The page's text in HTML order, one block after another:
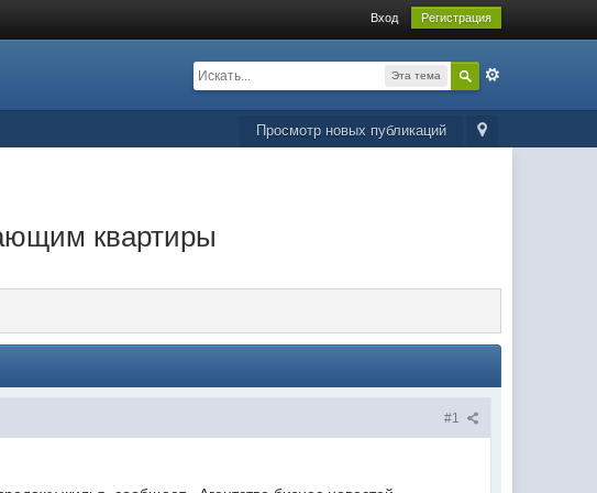
Вход Регистрация
Эта тема
Просмотр новых публикаций
квартиры
#1